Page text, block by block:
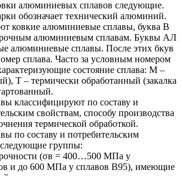
алюминиевых сплавов следующие.
обозначает технический алюминий.
ковкие алюминиевые сплавы, буква В
алюминиевым сплавам. Буквы АЛ
алюминиевые сплавы. После этих бкув
сплава. Часто за условным номером
состояние сплава: М –
Т – термически обработанный (закалка
классифицируют по составу и
свойствам, способу производства
термической обработкой.
по составу и потребительским
следующие группы:
(σв = 400…500 МПа у
и до 600 МПа у сплавов В95), имеющие